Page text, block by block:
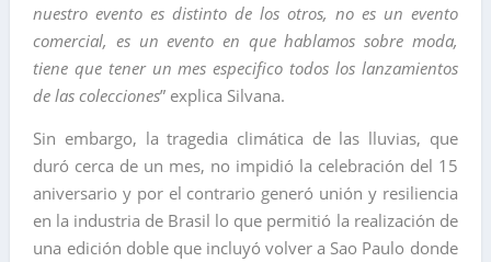
nuestro evento es distinto de los otros, no es un evento
comercial, es un evento en que hablamos sobre moda,
tiene que tener un mes especifico todos los lanzamientos
de las colecciones” explica Silvana.
Sin embargo, la tragedia climática de las lluvias, que
duró cerca de un mes, no impidió la celebración del 15
aniversario y por el contrario generó unión y resiliencia
en la industria de Brasil lo que permitió la realización de
una edición doble que incluyó volver a Sao Paulo donde